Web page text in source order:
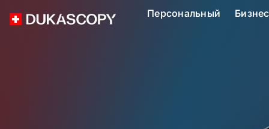
Персональный Бизнес